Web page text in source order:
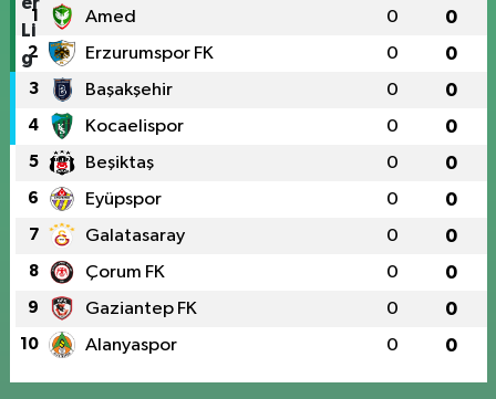
1 Amed 0 0
2 Erzurumspor FK 0 0
3 Başakşehir 0 0
4 Kocaelispor 0 0
5 Beşiktaş 0 0
6 Eyüpspor 0 0
7 Galatasaray 0 0
8 Çorum FK 0 0
9 Gaziantep FK 0 0
10 Alanyaspor 0 0